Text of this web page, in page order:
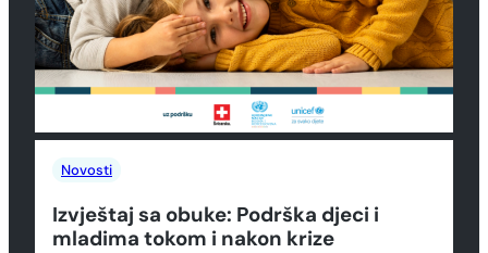
Novosti
Izvještaj sa obuke: Podrška djeci i
mladima tokom i nakon krize